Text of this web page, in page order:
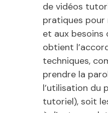
de vidéos
pratiques pour
et aux besoins
obtient
techniques,
prendre la
l’utilisation du
tutoriel), soit